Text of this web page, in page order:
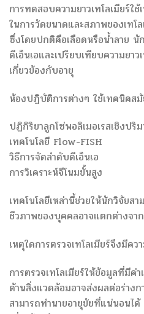
การทดสอบความยาวเทโลเมียร์ใ
ในการวัดขนาดและสภาพของเทโ
ซึ่งโดยปกติคือเลือดหรือน้ำลาย นั
ดีเอ็นเอและเปรียบเทียบความยา
เกี่ยวข้องกับอายุ
ห้องปฏิบัติการต่างๆ ใช้เทคนิคส
ปฏิกิริยาลูกโซ่พอลิเมอเรสเชิงปริ
เทคโนโลยี Flow-FISH
วิธีการจัดลำดับดีเอ็นเอ
การวิเคราะห์จีโนมขั้นสูง
เทคโนโลยีเหล่านี้ช่วยให้นักวิจัยสา
ชีวภาพของบุคคลอาจแตกต่างจา
เหตุใดการตรวจเทโลเมียร์จึงมีค
การตรวจเทโลเมียร์ให้ข้อมูลที่มี
ด้านสิ่งแวดล้อมอาจส่งผลต่อร่างก
สามารถทำนายอายุขัยที่แน่นอนไ